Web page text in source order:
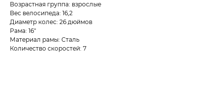
Возрастная группа: взрослые
Вес велосипеда: 16,2
Диаметр колес: 26 дюймов
Рама: 16"
Материал рамы: Сталь
Количество скоростей: 7